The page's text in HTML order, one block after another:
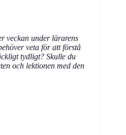
veckan under lärarens
veta för att förstå
tydligt? Skulle du
och lektionen med den